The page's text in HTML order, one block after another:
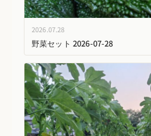
2026.07.28
野菜セット 2026-07-28